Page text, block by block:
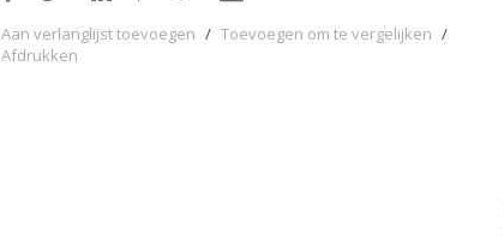
Aan verlanglijst toevoegen / Toevoegen om te vergelijken /
Afdrukken